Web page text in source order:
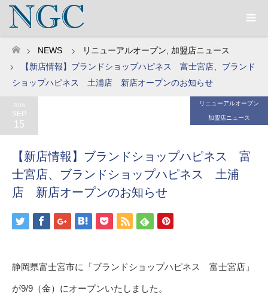
ホーム
NEWS リニューアルオープン
加盟店ニュース
【新店情報】ブランドショップハピネス 富士宮店、ブランド
ショップハピネス 土浦店 新店オープンのお知らせ
2016
SEP
15
リニューアルオープン
加盟店ニュース
【新店情報】ブランドショップハピネス 富
士宮店、ブランドショップハピネス 土浦
店 新店オープンのお知らせ
静岡県富士宮市に「ブランドショップハピネス 富士宮店」
が9/9（金）にオープンいたしました。